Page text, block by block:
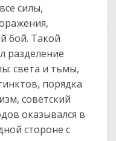
силы,
бой. Такой
разделение
света и тьмы,
порядка
советский
оказывался в
стороне с